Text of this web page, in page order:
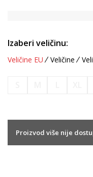
Izaberi veličinu:
Veličine EU Veličine
Proizvod više nije